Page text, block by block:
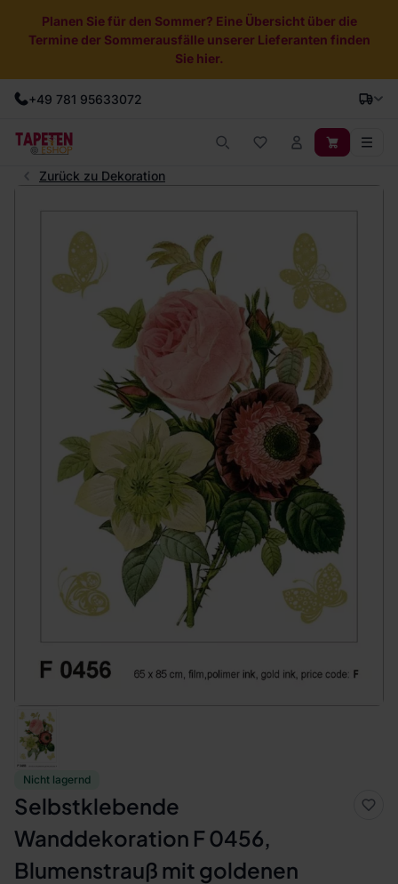
Planen Sie für den Sommer? Eine Übersicht über die
Termine der Sommerausfälle unserer Lieferanten finden
Sie hier.
+49 781 95633072
Zurück zu Dekoration
Nicht lagernd
Selbstklebende
Wanddekoration F 0456,
Blumenstrauß mit goldenen